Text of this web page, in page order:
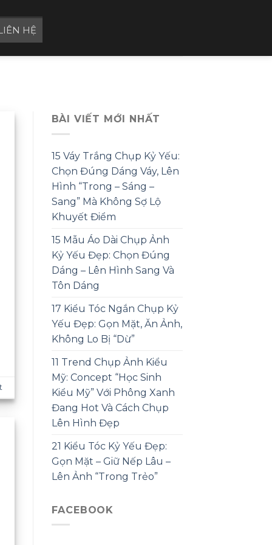
HỆ
BÀI VIẾT MỚI NHẤT
15 Váy Trắng Chụp Kỷ Yếu:
Chọn Đúng Dáng Váy, Lên
Hình “Trong – Sáng –
Sang” Mà Không Sợ Lộ
Khuyết Điểm
15 Mẫu Áo Dài Chụp Ảnh
Kỷ Yếu Đẹp: Chọn Đúng
Dáng – Lên Hình Sang Và
Tôn Dáng
17 Kiểu Tóc Ngắn Chụp Kỷ
Yếu Đẹp: Gọn Mặt, Ăn Ảnh,
Không Lo Bị “Dừ”
11 Trend Chụp Ảnh Kiểu
Mỹ: Concept “Học Sinh
Kiểu Mỹ” Với Phông Xanh
Đang Hot Và Cách Chụp
Lên Hình Đẹp
21 Kiểu Tóc Kỷ Yếu Đẹp:
Gọn Mặt – Giữ Nếp Lâu –
Lên Ảnh “Trong Trẻo”
FACEBOOK